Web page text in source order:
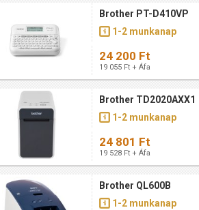
Brother PT-D410VP
1-2 munkanap
24 200 Ft
19 055 Ft + Áfa
Brother TD2020AXX1
1-2 munkanap
24 801 Ft
19 528 Ft + Áfa
Brother QL600B
1-2 munkanap